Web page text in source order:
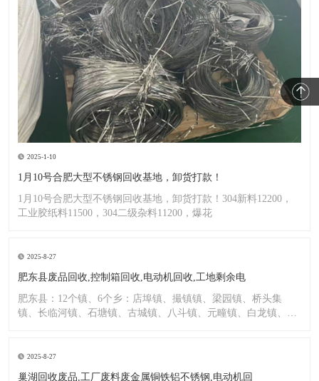
2025-1-10
1月10号合肥大型不锈钢回收基地，卸货打款！
1月10号合肥大型不锈钢回收基地，卸货打款！304新料12200，
工业胶纸料11500，304二级杂料11200，爆花
2025-8-27
肥东县废品回收,控制箱回收,电动机回收,工地剩余电
肥东县：12个镇、6个乡：店埠镇、撮镇镇、梁园镇、桥头集
镇、长临河镇、石塘镇、古城镇、八斗镇、元疃镇、白龙镇、包
2025-8-27
巢湖回收废品,工厂废料废金属铜铁铝不锈钢,电动机回